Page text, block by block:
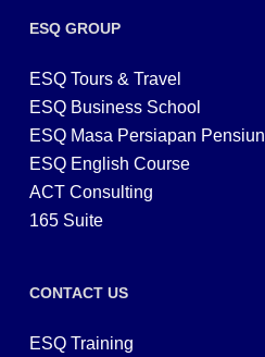
ESQ GROUP
ESQ Tours & Travel
ESQ Business School
ESQ Masa Persiapan Pensiun
ESQ English Course
ACT Consulting
165 Suite
CONTACT US
ESQ Training